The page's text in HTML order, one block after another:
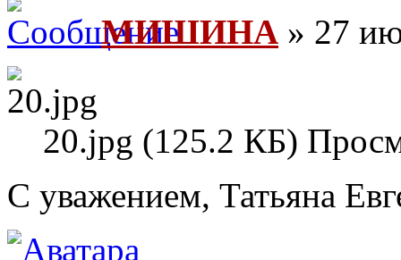
МИШИНА » 27
20.jpg (125.2 КБ)
С уважением, Татьяна